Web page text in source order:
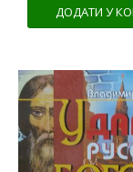
ДОДАТИ У